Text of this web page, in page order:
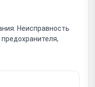
подножки
реагирует
Неисправность